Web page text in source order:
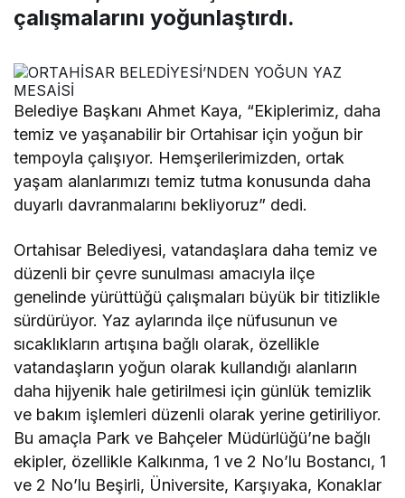
çalışmalarını yoğunlaştırdı.
Belediye Başkanı Ahmet Kaya, “Ekiplerimiz, daha
temiz ve yaşanabilir bir Ortahisar için yoğun bir
tempoyla çalışıyor. Hemşerilerimizden, ortak
yaşam alanlarımızı temiz tutma konusunda daha
duyarlı davranmalarını bekliyoruz” dedi.
Ortahisar Belediyesi, vatandaşlara daha temiz ve
düzenli bir çevre sunulması amacıyla ilçe
genelinde yürüttüğü çalışmaları büyük bir titizlikle
sürdürüyor. Yaz aylarında ilçe nüfusunun ve
sıcaklıkların artışına bağlı olarak, özellikle
vatandaşların yoğun olarak kullandığı alanların
daha hijyenik hale getirilmesi için günlük temizlik
ve bakım işlemleri düzenli olarak yerine getiriliyor.
Bu amaçla Park ve Bahçeler Müdürlüğü’ne bağlı
ekipler, özellikle Kalkınma, 1 ve 2 No’lu Bostancı, 1
ve 2 No’lu Beşirli, Üniversite, Karşıyaka, Konaklar